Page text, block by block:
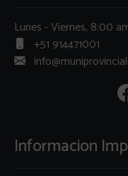
Lunes - Viernes, 8:00
+51 914471001
Informacion